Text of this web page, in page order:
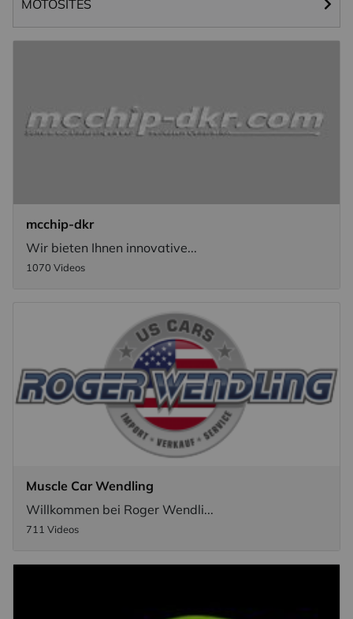
MOTOSITES
mcchip-dkr
Wir bieten Ihnen innovative...
1070 Videos
Muscle Car Wendling
Willkommen bei Roger Wendli...
711 Videos